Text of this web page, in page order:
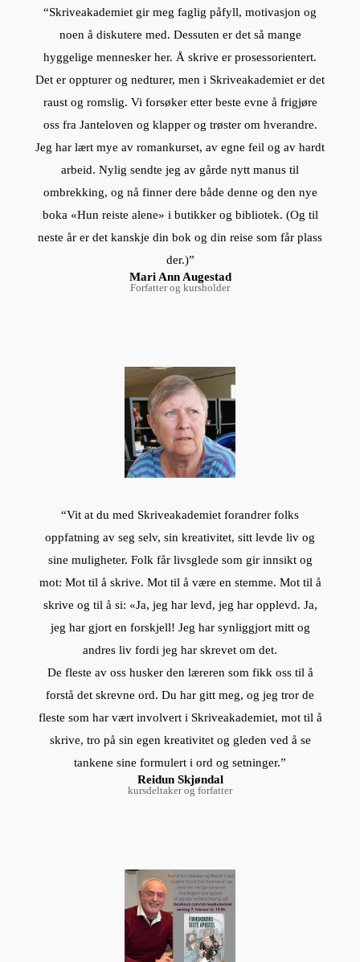
“Skriveakademiet gir meg faglig påfyll, motivasjon og
noen å diskutere med. Dessuten er det så mange
hyggelige mennesker her. Å skrive er prosessorientert.
Det er oppturer og nedturer, men i Skriveakademiet er det
raust og romslig. Vi forsøker etter beste evne å frigjøre
oss fra Janteloven og klapper og trøster om hverandre.
Jeg har lært mye av romankurset, av egne feil og av hardt
arbeid. Nylig sendte jeg av gårde nytt manus til
ombrekking, og nå finner dere både denne og den nye
boka «Hun reiste alene» i butikker og bibliotek. (Og til
neste år er det kanskje din bok og din reise som får plass
der.)”
Mari Ann Augestad
Forfatter og kursholder
“Vit at du med Skriveakademiet forandrer folks
oppfatning av seg selv, sin kreativitet, sitt levde liv og
sine muligheter. Folk får livsglede som gir innsikt og
mot: Mot til å skrive. Mot til å være en stemme. Mot til å
skrive og til å si: «Ja, jeg har levd, jeg har opplevd. Ja,
jeg har gjort en forskjell! Jeg har synliggjort mitt og
andres liv fordi jeg har skrevet om det.
De fleste av oss husker den læreren som fikk oss til å
forstå det skrevne ord. Du har gitt meg, og jeg tror de
fleste som har vært involvert i Skriveakademiet, mot til å
skrive, tro på sin egen kreativitet og gleden ved å se
tankene sine formulert i ord og setninger.”
Reidun Skjøndal
kursdeltaker og forfatter